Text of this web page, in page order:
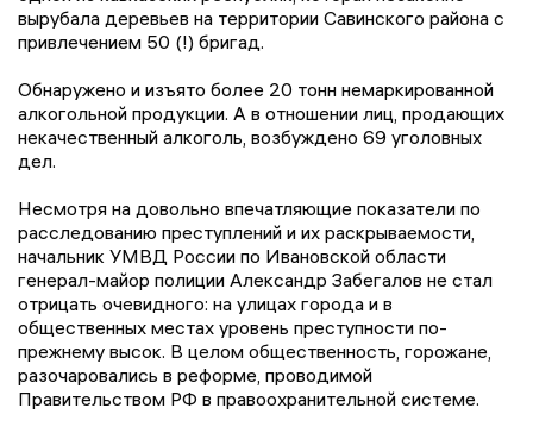
вырубала деревьев на территории Савинского района с
привлечением 50 (!) бригад.
Обнаружено и изъято более 20 тонн немаркированной
алкогольной продукции. А в отношении лиц, продающих
некачественный алкоголь, возбуждено 69 уголовных
дел.
Несмотря на довольно впечатляющие показатели по
расследованию преступлений и их раскрываемости,
начальник УМВД России по Ивановской области
генерал-майор полиции Александр Забегалов не стал
отрицать очевидного: на улицах города и в
общественных местах уровень преступности по-
прежнему высок. В целом общественность, горожане,
разочаровались в реформе, проводимой
Правительством РФ в правоохранительной системе.